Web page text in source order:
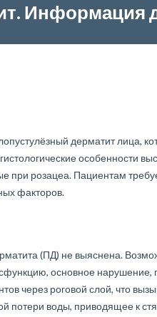
Информация
дерматит лица,
особенности
при розацеа. Пациентам
факторов.
(ПД) не выяснена.
основное нарушение,
через роговой слой, что
потери воды, приводящее к